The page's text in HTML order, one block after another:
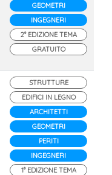
GEOMETRI
INGEGNERI
2° EDIZIONE TEMA
GRATUITO
STRUTTURE
EDIFICI IN LEGNO
ARCHITETTI
GEOMETRI
PERITI
INGEGNERI
1° EDIZIONE TEMA